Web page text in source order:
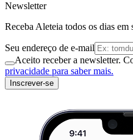
Newsletter
Receba Aleteia todos os dias em
Seu endereço de e-mail
Aceito receber a newsletter.
privacidade para saber mais.
Inscrever-se